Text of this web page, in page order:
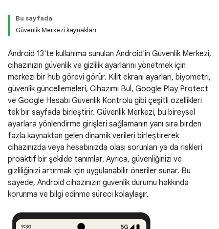
Bu sayfada
Güvenlik Merkezi kaynakları
Android 13'te kullanıma sunulan Android'in Güvenlik Merkezi,
cihazınızın güvenlik ve gizlilik ayarlarını yönetmek için
merkezi bir hub görevi görür. Kilit ekranı ayarları, biyometri,
güvenlik güncellemeleri, Cihazımı Bul, Google Play Protect
ve Google Hesabı Güvenlik Kontrolü gibi çeşitli özellikleri
tek bir sayfada birleştirir. Güvenlik Merkezi, bu bireysel
ayarlara yönlendirme girişleri sağlamanın yanı sıra birden
fazla kaynaktan gelen dinamik verileri birleştirerek
cihazınızda veya hesabınızda olası sorunları ya da riskleri
proaktif bir şekilde tanımlar. Ayrıca, güvenliğinizi ve
gizliliğinizi artırmak için uygulanabilir öneriler sunar. Bu
sayede, Android cihazınızın güvenlik durumu hakkında
korunma ve bilgi edinme süreci kolaylaşır.